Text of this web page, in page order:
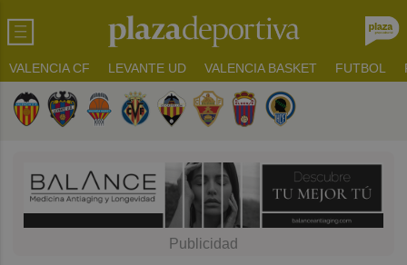
VALENCIA CF LEVANTE UD VALENCIA BASKET FUTBOL